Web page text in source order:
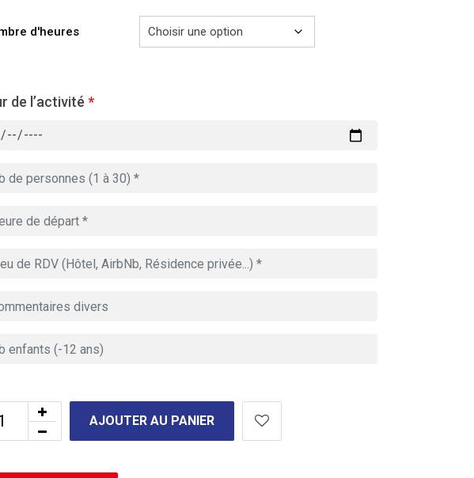
d'heures
de l’activité *
AJOUTER AU PANIER